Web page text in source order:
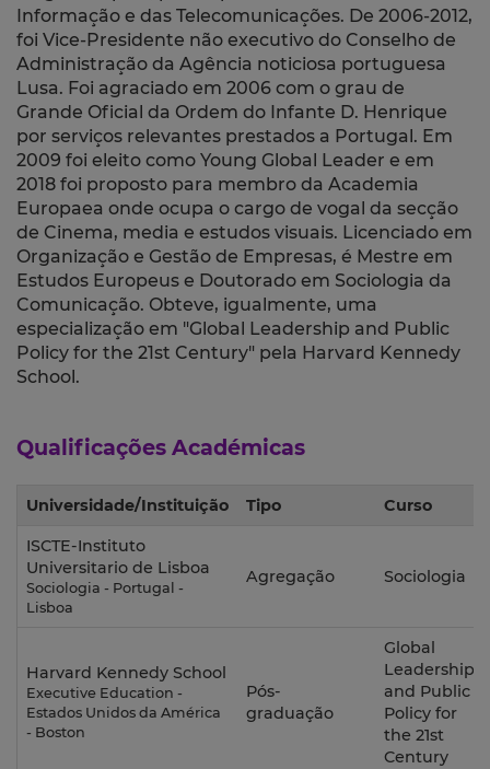
Informação e das Telecomunicações. De 2006-2012,
foi Vice-Presidente não executivo do Conselho de
Administração da Agência noticiosa portuguesa
Lusa. Foi agraciado em 2006 com o grau de
Grande Oficial da Ordem do Infante D. Henrique
por serviços relevantes prestados a Portugal. Em
2009 foi eleito como Young Global Leader e em
2018 foi proposto para membro da Academia
Europaea onde ocupa o cargo de vogal da secção
de Cinema, media e estudos visuais. Licenciado em
Organização e Gestão de Empresas, é Mestre em
Estudos Europeus e Doutorado em Sociologia da
Comunicação. Obteve, igualmente, uma
especialização em "Global Leadership and Public
Policy for the 21st Century" pela Harvard Kennedy
School.
Qualificações Académicas
Universidade/Instituição Tipo Curso
ISCTE-Instituto
Universitario de Lisboa
Sociologia - Portugal -
Lisboa
Agregação Sociologia
Harvard Kennedy School
Executive Education -
Estados Unidos da América
- Boston
Pós-
graduação
Global
Leadership
and Public
Policy for
the 21st
Century